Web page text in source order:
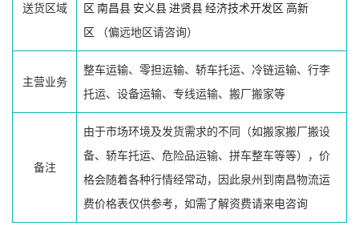
送货区域
区 南昌县 安义县进贤县经济技术开发区 高新
区 （偏远地区请咨询）
主营业务
整车运输、零担运输、轿车托运、冷链运输、行李
托运、设备运输、专线运输、搬厂搬家等
备注
由于市场环境及发货需求的不同（如搬家搬厂搬设
备、轿车托运、危险品运输、拼车整车等等），价
格会随着各种行情经常动，因此泉州到南昌物流运
费价格表仅供参考，如需了解资费请来电咨询